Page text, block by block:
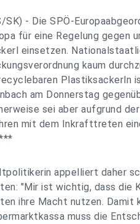
SK) - Die SPÖ-
für eine Regelung gegen
einsetzen.
kaum
Plastiksackerln
am Donnerstag
sei aber aufgrund
mit dem Inkrafttreten
appelliert daher
"Mir ist wichtig, dass die
ihre Macht nutzen. Damit
muss die